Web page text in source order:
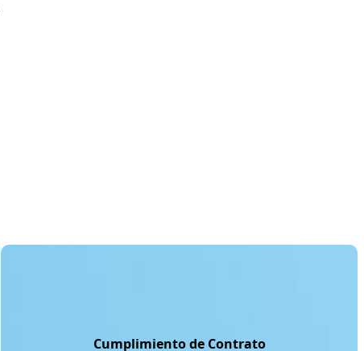
Cumplimiento de Contrato